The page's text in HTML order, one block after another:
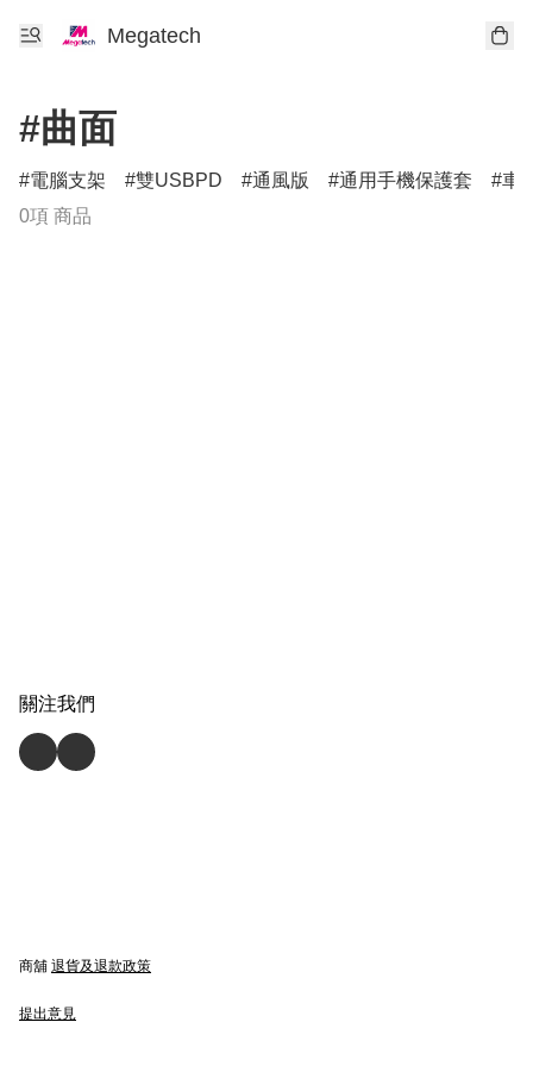
Megatech
#曲面
電腦支架 雙USBPD 通風版 通用手機保護套
車
0項 商品
關注我們
商舖 退貨及退款政策
提出意見